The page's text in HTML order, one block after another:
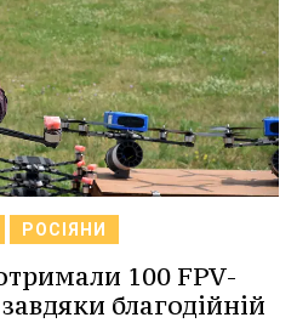
РОСІЯНИ
100 FPV-
благодійній